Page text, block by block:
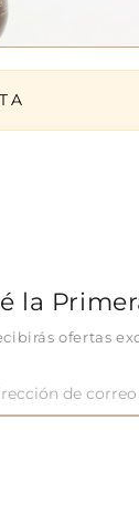
la
ofertas